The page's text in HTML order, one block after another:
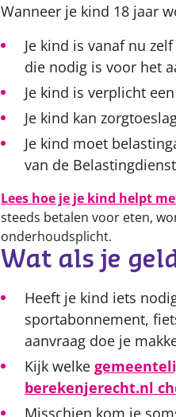
Wanneer je kind 18 jaar
Je kind is vanaf nu
die nodig is voor het
Je kind is verplicht
Je kind kan
Je kind moet
van de
Lees hoe je je kind helpt
steeds betalen voor eten,
onderhoudsplicht.
Wat als je
Heeft je kind iets
sportabonnement,
aanvraag doe je
Kijk welke
berekenjerecht.nl
Misschien kom je